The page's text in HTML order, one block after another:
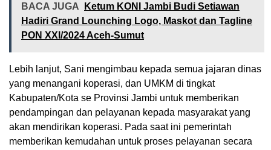
BACA JUGA
Ketum KONI Jambi Budi Setiawan
Hadiri Grand Lounching Logo, Maskot dan Tagline
PON XXI/2024 Aceh-Sumut
Lebih lanjut, Sani mengimbau kepada semua jajaran dinas
yang menangani koperasi, dan UMKM di tingkat
Kabupaten/Kota se Provinsi Jambi untuk memberikan
pendampingan dan pelayanan kepada masyarakat yang
akan mendirikan koperasi. Pada saat ini pemerintah
memberikan kemudahan untuk proses pelayanan secara